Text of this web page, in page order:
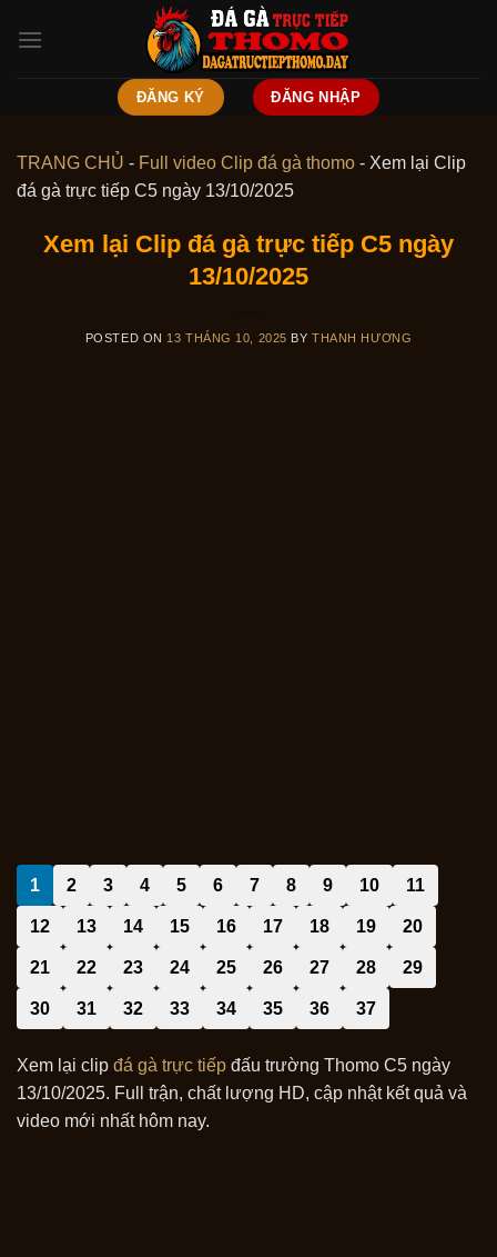
ĐĂNG KÝ ĐĂNG NHẬP
TRANG CHỦ - Full video Clip đá gà thomo - Xem lại Clip
đá gà trực tiếp C5 ngày 13/10/2025
Xem lại Clip đá gà trực tiếp C5 ngày
13/10/2025
POSTED ON 13 THÁNG 10, 2025 BYTHANH HƯƠNG
1 2 3 4 5 6 7 8 9 10 11
12 13 14 15 16 17 18 19 20
21 22 23 24 25 26 27 28 29
30 31 32 33 34 35 36 37
Xem lại clip đá gà trực tiếp đấu trường Thomo C5 ngày
13/10/2025. Full trận, chất lượng HD, cập nhật kết quả và
video mới nhất hôm nay.